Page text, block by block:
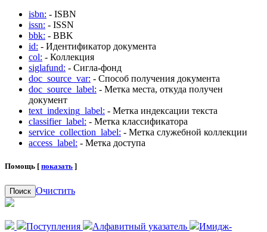
isbn: - ISBN
issn: - ISSN
bbk: - BBK
id: - Идентификатор документа
col: - Коллекция
siglafund: - Сигла-фонд
doc_source_var: - Способ получения документа
doc_source_label: - Метка места, откуда получен
документ
text_indexing_label: - Метка индексации текста
classifier_label: - Метка классификатора
service_collection_label: - Метка служебной коллекции
access_label: - Метка доступа
Помощь [ показать ]
Поиск Очистить
Поступления Алфавитный указатель
Имидж-